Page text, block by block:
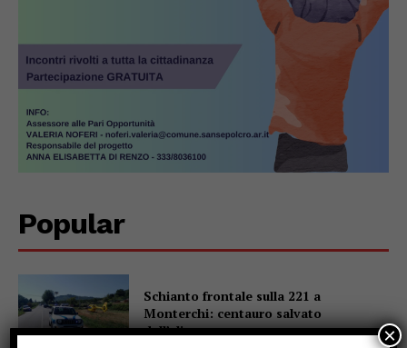
Popular
Schianto frontale sulla 221 a
Monterchi: centauro salvato
dall’elisoccorso
×